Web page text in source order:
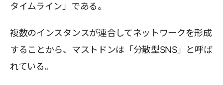
タイムライン」である。
複数のインスタンスが連合してネットワークを形成
することから、マストドンは「分散型SNS」と呼ば
れている。